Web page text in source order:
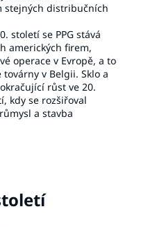
stejných distribučních
století se PPG stává
amerických firem,
operace v Evropě, a to
továrny v Belgii. Sklo a
růst ve 20.
kdy se rozšiřoval
a stavba